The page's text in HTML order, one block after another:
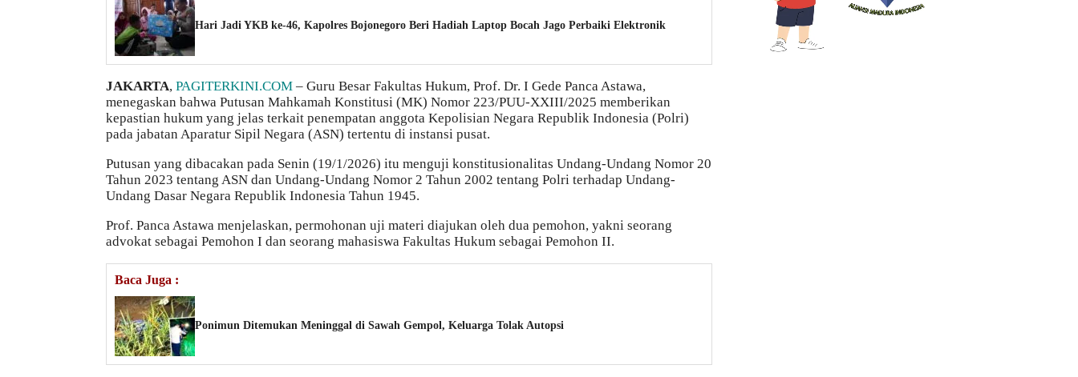
Hari Jadi YKB ke-46, Kapolres Bojonegoro Beri Hadiah Laptop Bocah Jago Perbaiki Elektronik
JAKARTA, PAGITERKINI.COM – Guru Besar Fakultas Hukum, Prof. Dr. I Gede Panca Astawa,
menegaskan bahwa Putusan Mahkamah Konstitusi (MK) Nomor 223/PUU-XXIII/2025 memberikan
kepastian hukum yang jelas terkait penempatan anggota Kepolisian Negara Republik Indonesia (Polri)
pada jabatan Aparatur Sipil Negara (ASN) tertentu di instansi pusat.
Putusan yang dibacakan pada Senin (19/1/2026) itu menguji konstitusionalitas Undang-Undang Nomor 20
Tahun 2023 tentang ASN dan Undang-Undang Nomor 2 Tahun 2002 tentang Polri terhadap Undang-
Undang Dasar Negara Republik Indonesia Tahun 1945.
Prof. Panca Astawa menjelaskan, permohonan uji materi diajukan oleh dua pemohon, yakni seorang
advokat sebagai Pemohon I dan seorang mahasiswa Fakultas Hukum sebagai Pemohon II.
Baca Juga :
Ponimun Ditemukan Meninggal di Sawah Gempol, Keluarga Tolak Autopsi